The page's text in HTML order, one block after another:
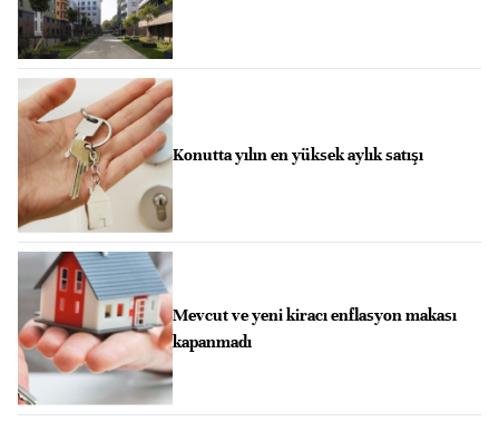
Konutta yılın en yüksek aylık satışı
Mevcut ve yeni kiracı enflasyon makası
kapanmadı